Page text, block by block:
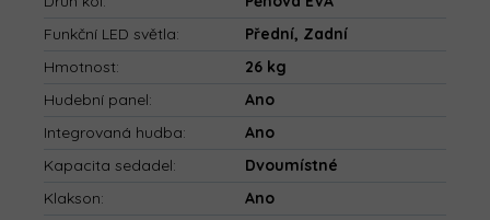
Funkční LED světla:
Přední, Zadní
Hmotnost:
26 kg
Hudební panel:
Ano
Integrovaná hudba:
Ano
Kapacita sedadel:
Dvoumístné
Klakson:
Ano